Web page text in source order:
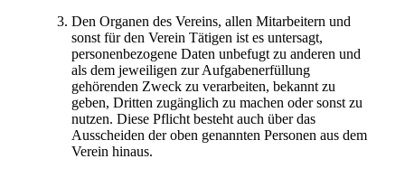
Den Organen des Vereins, allen Mitarbeitern und
sonst für den Verein Tätigen ist es untersagt,
personenbezogene Daten unbefugt zu anderen und
als dem jeweiligen zur Aufgabenerfüllung
gehörenden Zweck zu verarbeiten, bekannt zu
geben, Dritten zugänglich zu machen oder sonst zu
nutzen. Diese Pflicht besteht auch über das
Ausscheiden der oben genannten Personen aus dem
Verein hinaus.